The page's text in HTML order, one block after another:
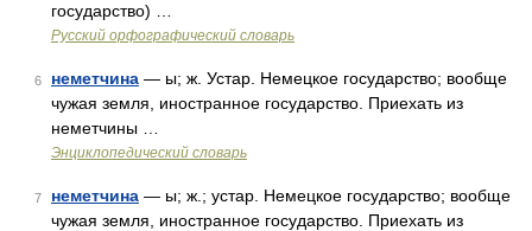
государство) …
Русский орфографический словарь
6 неметчина — ы; ж. Устар. Немецкое государство; вообще
чужая земля, иностранное государство. Приехать из
неметчины …
Энциклопедический словарь
7 неметчина — ы; ж.; устар. Немецкое государство; вообще
чужая земля, иностранное государство. Приехать из